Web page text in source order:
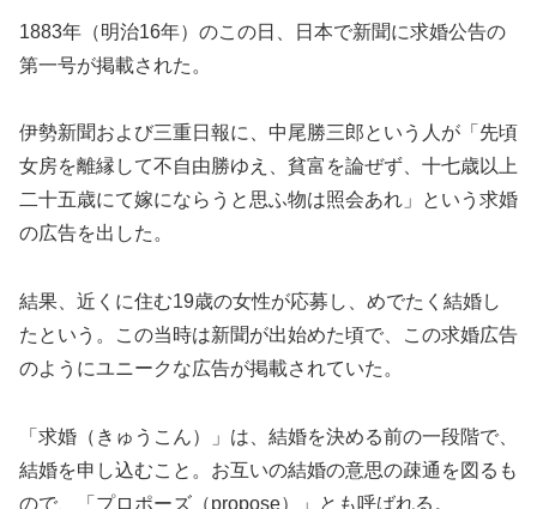
1883年（明治16年）のこの日、日本で新聞に求婚公告の
第一号が掲載された。
伊勢新聞および三重日報に、中尾勝三郎という人が「先頃
女房を離縁して不自由勝ゆえ、貧富を論ぜず、十七歳以上
二十五歳にて嫁にならうと思ふ物は照会あれ」という求婚
の広告を出した。
結果、近くに住む19歳の女性が応募し、めでたく結婚し
たという。この当時は新聞が出始めた頃で、この求婚広告
のようにユニークな広告が掲載されていた。
「求婚（きゅうこん）」は、結婚を決める前の一段階で、
結婚を申し込むこと。お互いの結婚の意思の疎通を図るも
ので、「プロポーズ（propose）」とも呼ばれる。